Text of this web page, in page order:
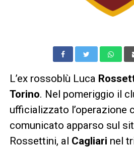
L’ex rossoblù Luca
Torino. Nel pomeriggio il
ufficializzato l’operazione
comunicato apparso sul
Rossettini, al Cagliari nel